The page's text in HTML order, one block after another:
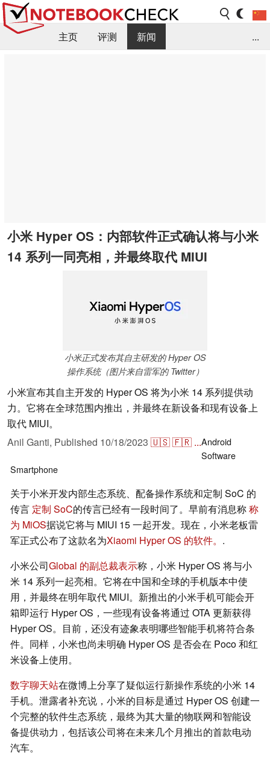
主页 评测
新闻
...
小米 Hyper OS：内部软件正式确认将与小米
14 系列一同亮相，并最终取代 MIUI
小米正式发布其自主研发的 Hyper OS
操作系统（图片来自雷军的 Twitter）
小米宣布其自主开发的 Hyper OS 将为小米 14 系列提供动
力。它将在全球范围内推出，并最终在新设备和现有设备上
取代 MIUI。
Anil Ganti, Published 10/18/2023 🇺🇸🇫🇷 ...Android
Software
Smartphone
关于小米开发内部生态系统、配备操作系统和定制 SoC 的
传言 定制 SoC的传言已经有一段时间了。早前有消息称称
为 MiOS据说它将与 MIUI 15 一起开发。现在，小米老板雷
军正式公布了这款名为Xiaomi Hyper OS 的软件。 .
小米公司Global 的副总裁表示称，小米 Hyper OS 将与小
米 14 系列一起亮相。它将在中国和全球的手机版本中使
用，并最终在明年取代 MIUI。新推出的小米手机可能会开
箱即运行 Hyper OS，一些现有设备将通过 OTA 更新获得
Hyper OS。目前，还没有迹象表明哪些智能手机将符合条
件。同样，小米也尚未明确 Hyper OS 是否会在 Poco 和红
米设备上使用。
数字聊天站在微博上分享了疑似运行新操作系统的小米 14
手机。泄露者补充说，小米的目标是通过 Hyper OS 创建一
个完整的软件生态系统，最终为其大量的物联网和智能设
备提供动力，包括该公司将在未来几个月推出的首款电动
汽车。